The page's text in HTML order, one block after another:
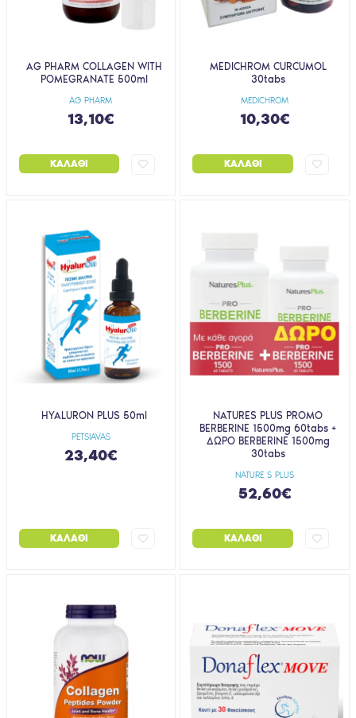
AG PHARM
AG PHARM COLLAGEN WITH
POMEGRANATE 500ml
13,10€
ΚΑΛΆΘΙ
MEDICHROM
MEDICHROM CURCUMOL
30tabs
10,30€
ΚΑΛΆΘΙ
PETSIAVAS
HYALURON PLUS 50ml
23,40€
ΚΑΛΆΘΙ
NATURE S PLUS
NATURES PLUS PROMO
BERBERINE 1500mg 60tabs +
ΔΩΡΟ BERBERINE 1500mg
30tabs
52,60€
ΚΑΛΆΘΙ